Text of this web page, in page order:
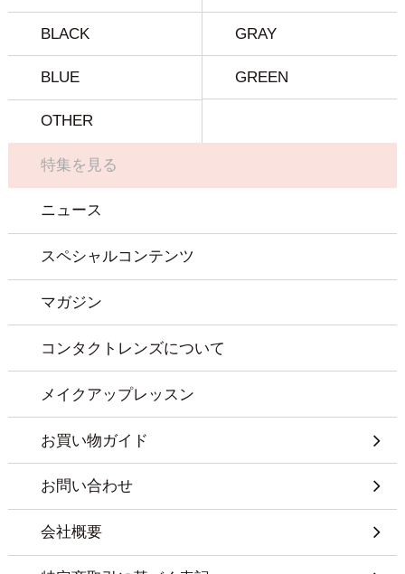
BLACK GRAY
BLUE GREEN
OTHER
特集を見る
ニュース
スペシャルコンテンツ
マガジン
コンタクトレンズについて
メイクアップレッスン
お買い物ガイド
お問い合わせ
会社概要